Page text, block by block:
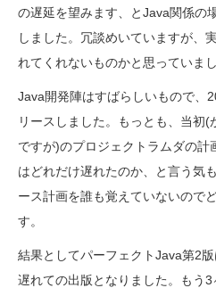
の遅延を望みます、とJava関係の
しました。冗談めいていますが、
れてくれないものかと思っていまし
Java開発陣はすばらしいもので、
リースしました。もっとも、当初
ですが)のプロジェクトラムダの計
はどれだけ遅れたのか、と言う気
ース計画を誰も覚えていないので
す。
結果としてパーフェクトJava第2
遅れての出版となりました。もう